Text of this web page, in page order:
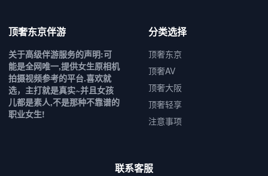
顶奢东京伴游
关于高级伴游服务的声明:可
能是全网唯一,提供女生原相机
拍摄视频参考的平台.喜欢就
选，主打就是真实~并且女孩
儿都是素人,不是那种不靠谱的
职业女生!
分类选择
顶奢东京
顶奢AV
顶奢大阪
顶奢轻享
注意事项
联系客服